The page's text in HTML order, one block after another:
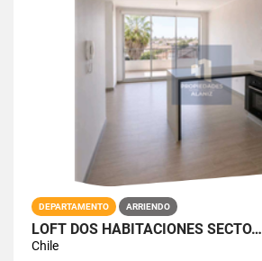
DEPARTAMENTO ARRIENDO
LOFT DOS HABITACIONES SECTO…
Chile